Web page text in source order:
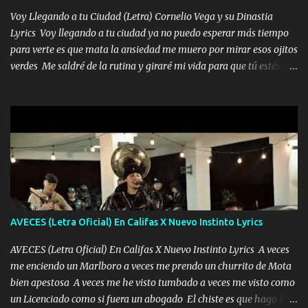
tenerte aquí espero que quiera...
Voy Llegando a tu Ciudad (Letra) Cornelio Vega y su Dinastia
Lyrics Voy llegando a tu ciudad ya no puedo esperar más tiempo
para verte es que mata la ansiedad me muero por mirar esos ojitos
verdes Me saldré de la rutina y giraré mi vida para que tú estés en
solo yo tendre el candado 🔒 del amor ❤️ Música Mil y un besos
para dar ya estando en tu ciudad no habrá quien lo detenga si las
copas van de más vayamos a un lugar y cerremos las puertas
Entre alcohol y besos se va incrementado el Fuego en esa
habitación ya no mires más el reloj Única por donde vas me curas
tú mi mal moviendo tu silueta no hay otra que te sea igual te ves
tan especial por eso es que me tientas Aquí estoy no dejaré que se
te acerque nadie porque solo yo tendre el candado 🔒 del a...
AVECES (Letra Oficial) En Califas X Nuevo Instinto Lyrics
AVECES (Letra Oficial) En Califas X Nuevo Instinto Lyrics A veces
me enciendo un Marlboro a veces me prendo un churrito de Mota
bien apestosa A veces me he visto tumbado a veces me visto como
un Licenciado como si fuera un abogado El chiste es que hago lo